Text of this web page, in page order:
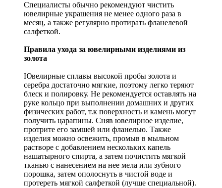
Специалисты обычно рекомендуют чистить
ювелирные украшения не менее одного раза в
месяц, а также регулярно протирать фланелевой
салфеткой.
Правила ухода за ювелирными изделиями из
золота
Ювелирные сплавы высокой пробы золота и
серебра достаточно мягкие, поэтому легко теряют
блеск и полировку. Не рекомендуется оставлять на
руке кольцо при выполнении домашних и других
физических работ, т.к поверхность и камень могут
получить царапины. Сняв ювелирное изделие,
протрите его замшей или фланелью. Также
изделия можно освежить, промыв в мыльном
растворе с добавлением нескольких капель
нашатырного спирта, а затем почистить мягкой
тканью с нанесением на нее мела или зубного
порошка, затем ополоснуть в чистой воде и
протереть мягкой салфеткой (лучше специальной).